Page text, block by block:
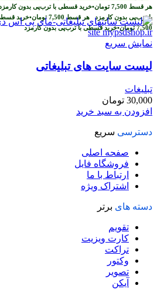
هر قسط 7,500 تومان•خرید قسطی با ترب‌پی بدون
با ترب‌پی بدون کارمزد هر قسط 7,500 تومان•خرید
7,500 تومان•خرید قسطی با ترب‌پی بدون کارمزد
نمایش سریع
لیست سایت های تبلیغاتی
تبلیغات
30,000 تومان
افزودن به سبد خرید
دسترسی سریع
صفحه اصلی
فروشگاه فایل
ارتباط با ما
اشتراک ویژه
دسته های برتر
تقویم
کارت ویزیت
تراکت
وکتور
تصویر
آیکن